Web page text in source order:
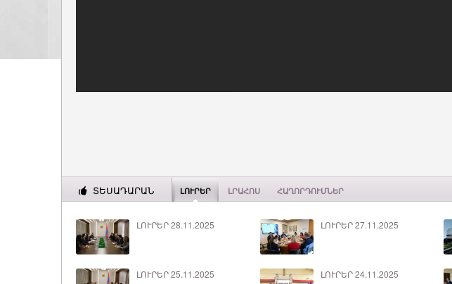
ՏԵՍԱԴԱՐԱՆ ԼՈՒՐԵՐ ԼՐԱՀՈՍ ՀԱՂՈՐԴՈՒՄՆԵՐ
ԼՈՒՐԵՐ 28.11.2025 ԼՈՒՐԵՐ 27.11.2025
ԼՈՒՐԵՐ 25.11.2025 ԼՈՒՐԵՐ 24.11.2025